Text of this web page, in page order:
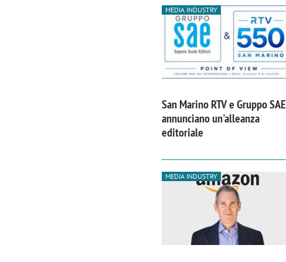
MEDIA INDUSTRY
San Marino RTV e Gruppo SAE
annunciano un'alleanza
editoriale
MEDIA INDUSTRY